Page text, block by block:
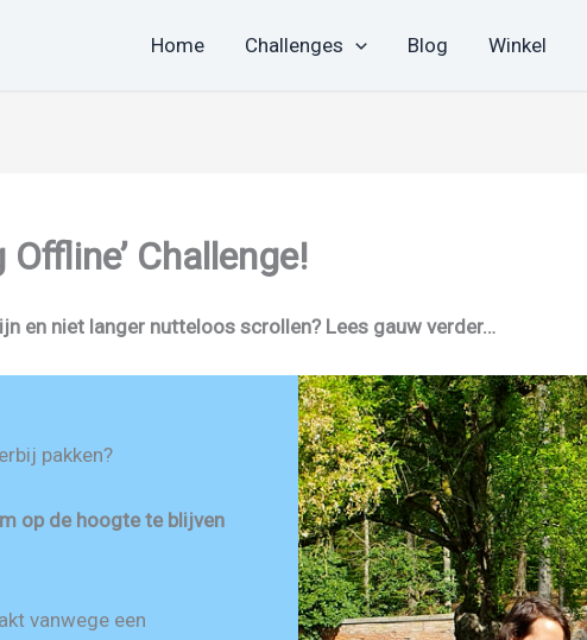
Home Challenges Blog Winkel
Challenge!
en niet langer nutteloos scrollen? Lees gauw verder…
pakken?
op de hoogte te blijven
vanwege een